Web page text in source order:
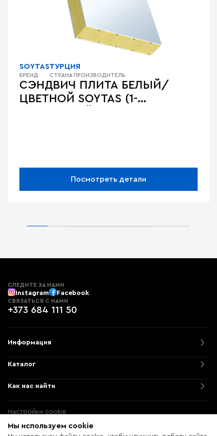
СЭНДВИЧ ПЛИТА БЕЛЫЙ/
ЦВЕТНОЙ SOYTAS (1-
SOYTAS
БРЕНД
ТУРЦИЯ
СТРАНА ПРОИЗВОДИТЕЛЬ
Посмотреть детали
СЛЕДИТЕ ЗА НАМИ
Instagram Facebook
СВЯЗАТЬСЯ С НАМИ
+373 684 111 50
Информация
Каталог
Как нас найти
Настройки cookie
Политика использования cookie
Мы используем cookie